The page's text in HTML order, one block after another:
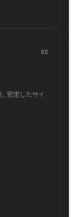
02
安定したサイ